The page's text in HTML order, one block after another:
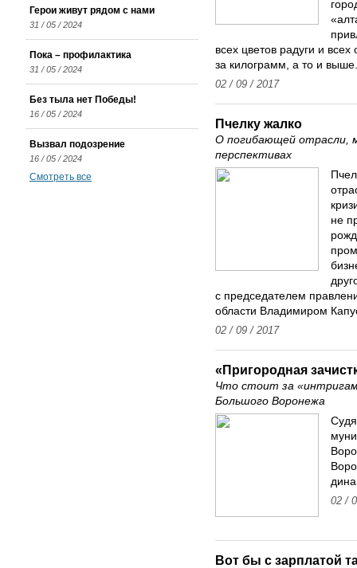
всех цветов радуги и
за килограмм, а то и выше.
02 / 09 / 2017
Пчелку жалко
О погибающей отрасли,
перспективах
не
с председателем
области Владимиром
02 / 09 / 2017
«Пригородная
Что стоит за
Большого Воронежа
02 /
Вот бы с зарплатой
Герои живут рядом с нами
31 / 05 / 2024
Пока – профилактика
31 / 05 / 2024
Без тыла нет Победы!
16 / 05 / 2024
Вызвал подозрение
16 / 05 / 2024
Смотреть все